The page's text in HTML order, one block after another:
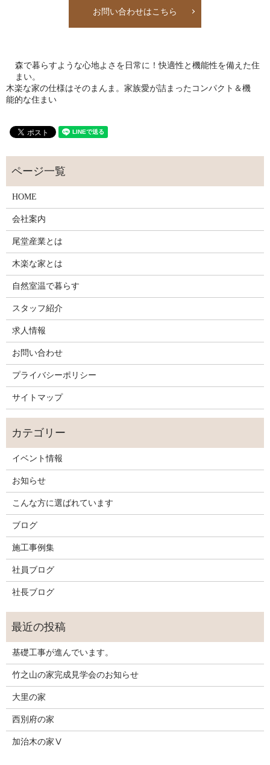
お問い合わせはこちら
森で暮らすような心地よさを日常に！快適性と機能性を備えた住
まい。
木楽な家の仕様はそのまんま。家族愛が詰まったコンパクト＆機
能的な住まい
HOME
会社案内
尾堂産業とは
木楽な家とは
自然室温で暮らす
スタッフ紹介
求人情報
お問い合わせ
プライバシーポリシー
サイトマップ
イベント情報
お知らせ
こんな方に選ばれています
ブログ
施工事例集
社員ブログ
社長ブログ
基礎工事が進んでいます。
竹之山の家完成見学会のお知らせ
大里の家
西別府の家
加治木の家Ⅴ